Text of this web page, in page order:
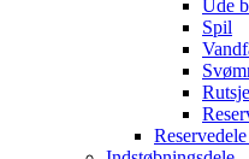
Ude
Spil